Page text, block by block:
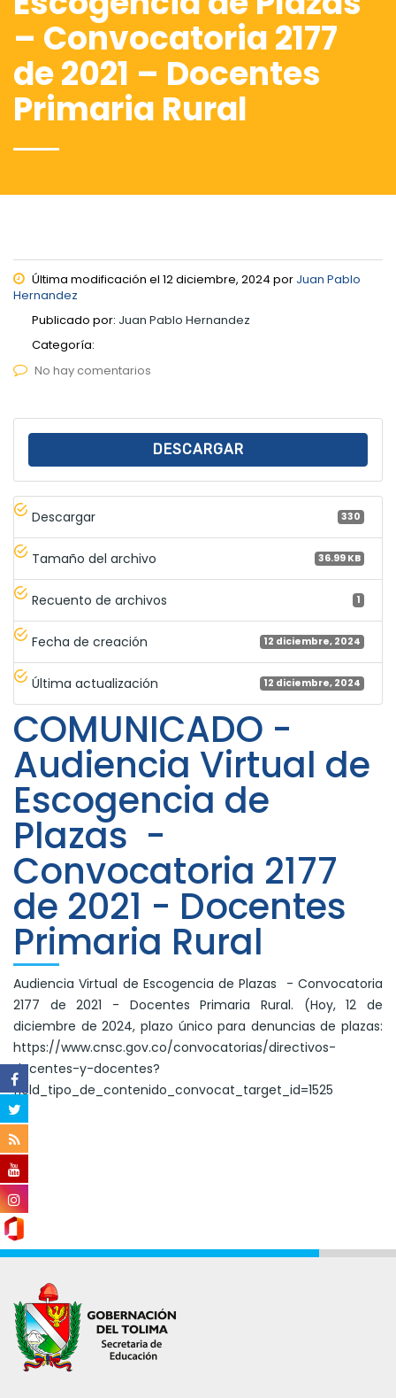
– Convocatoria 2177
de 2021 – Docentes
Primaria Rural
Última modificación el 12 diciembre, 2024 por Juan Pablo
Hernandez
Publicado por: Juan Pablo Hernandez
Categoría:
No hay comentarios
DESCARGAR
Descargar 330
Tamaño del archivo 36.99 KB
Recuento de archivos 1
Fecha de creación 12 diciembre, 2024
Última actualización 12 diciembre, 2024
COMUNICADO -
Audiencia Virtual de
Escogencia de
Plazas -
Convocatoria 2177
de 2021 - Docentes
Primaria Rural
Audiencia Virtual de Escogencia de Plazas - Convocatoria
2177 de 2021 - Docentes Primaria Rural. (Hoy, 12 de
diciembre de 2024, plazo único para denuncias de plazas:
https://www.cnsc.gov.co/convocatorias/directivos-
docentes-y-docentes?
field_tipo_de_contenido_convocat_target_id=1525